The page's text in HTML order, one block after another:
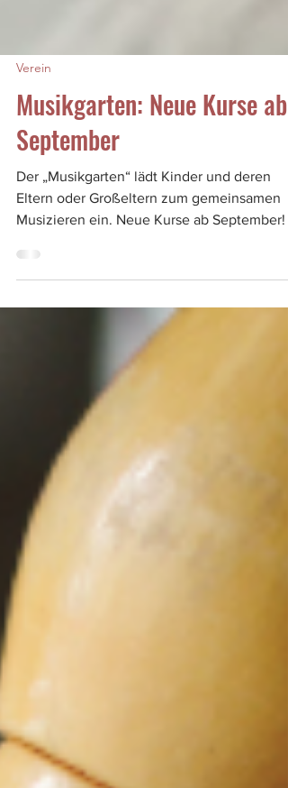
Verein
Musikgarten: Neue Kurse ab
September
Der „Musikgarten“ lädt Kinder und deren
Musizieren ein. Neue Kurse ab September!